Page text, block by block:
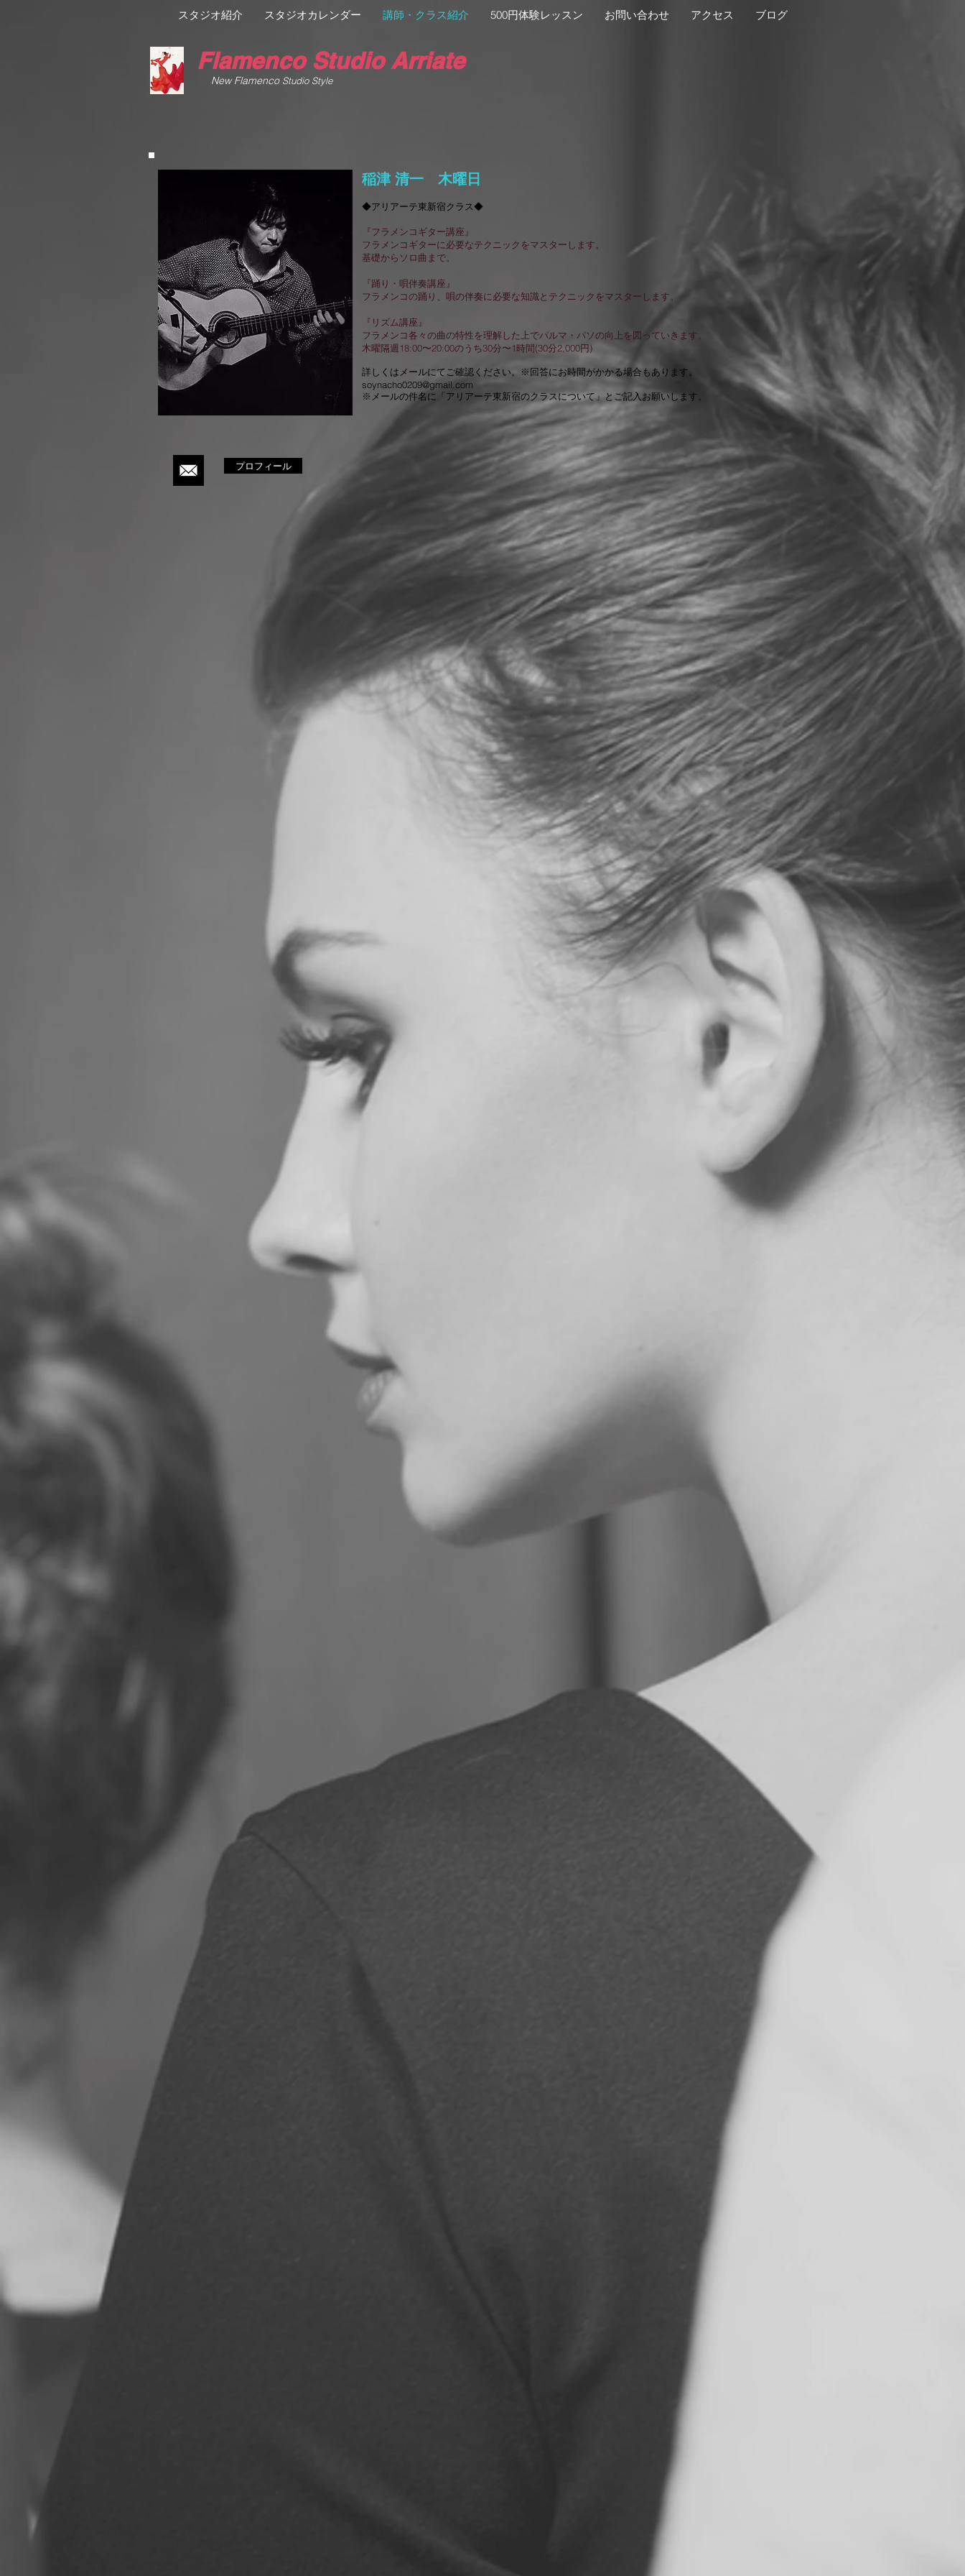
スタジオ紹介 スタジオカレンダー 講師・クラス紹介 500円体験レッスン お問い合わせ アクセス ブログ
Flamenco Studio Arriate
New Flamenco Studio Style
稲津 清一 木曜日
◆アリアーテ東新宿クラス◆
『フラメンコギター講座』
フラメンコギターに必要なテクニックをマスターします。
基礎からソロ曲まで。
『踊り・唄伴奏講座』
フラメンコの踊り、唄の伴奏に必要な知識とテクニックをマスターします。
『リズム講座』
フラメンコ各々の曲の特性を理解した上でパルマ・パソの向上を図っていきます。
木曜隔週18:00〜20:00のうち30分〜1時間(30分2,000円)
詳しくはメールにてご確認ください。※回答にお時間がかかる場合もあります。
soynacho0209@gmail.com
※メールの件名に「アリアーテ東新宿のクラスについて」とご記入お願いします。
プロフィール